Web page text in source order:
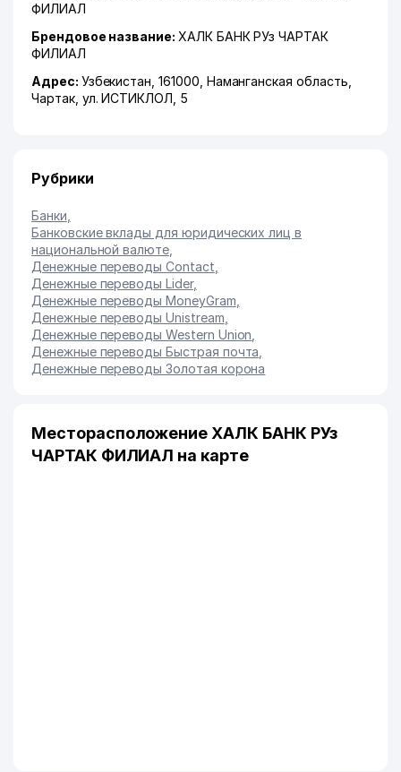
ФИЛИАЛ
Брендовое название: ХАЛК БАНК РУз ЧАРТАК
ФИЛИАЛ
Адрес: Узбекистан, 161000, Наманганская область
Чартак, ул. ИСТИКЛОЛ , 5
Рубрики
Банки
Банковские вклады для юридических лиц в
национальной валюте
Денежные переводы Contact
Денежные переводы Lider,
Денежные переводы MoneyGram
Денежные переводы Unistream
Денежные переводы Western Union
Денежные переводы Быстрая почта
Денежные переводы Золотая корона
Месторасположение ХАЛК БАНК РУз
ЧАРТАК ФИЛИАЛ на карте